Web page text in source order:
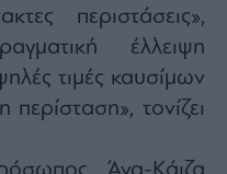
περιστάσεις»,
έλλειψη
τιμές καυσίμων
τονίζει